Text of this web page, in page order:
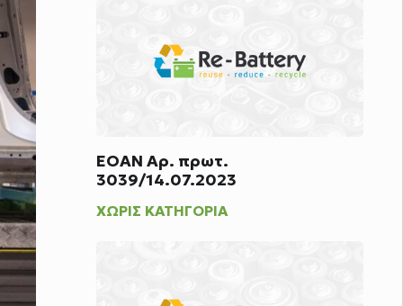
ΕΟΑΝ Αρ. πρωτ.
3039/14.07.2023
ΧΩΡΊΣ ΚΑΤΗΓΟΡΊΑ